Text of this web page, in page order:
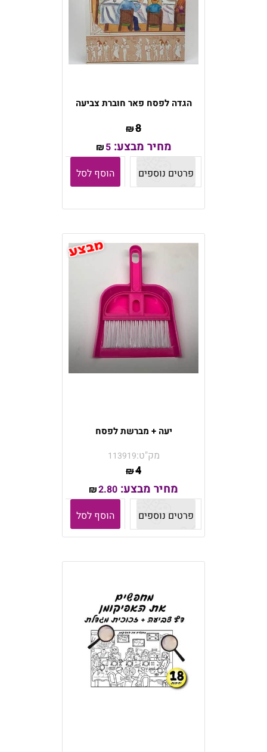
הגדה לפסח פאר חוברת צביעה
₪8
מחיר מבצע: ₪5
פרטים נוספים
הוסף לסל
יעה + מברשת לפסח
מק"ט:113919
₪4
מחיר מבצע: ₪2.80
פרטים נוספים
הוסף לסל